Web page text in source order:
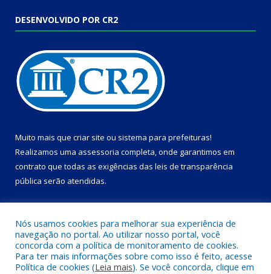
DESENVOLVIDO POR CR2
Muito mais que criar site ou sistema para prefeituras!
Realizamos uma assessoria completa, onde garantimos em
contrato que todas as exigências das leis de transparência
pública serão atendidas.
Todos os direitos reservados a Câmara Municipal de Dom Eliseu.
Nós usamos cookies para melhorar sua experiência de
navegação no portal. Ao utilizar nosso portal, você
concorda com a política de monitoramento de cookies.
Para ter mais informações sobre como isso é feito, acesse
Política de cookies (Leia mais). Se você concorda, clique em